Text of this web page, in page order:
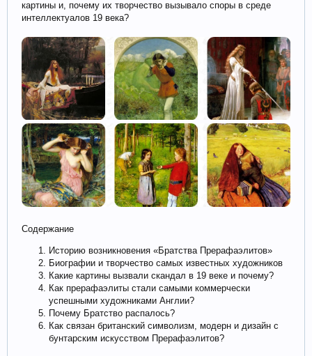
картины и, почему их творчество вызывало споры в среде
интеллектуалов 19 века?
Содержание
Историю возникновения «Братства Прерафаэлитов»
Биографии и творчество самых известных художников
Какие картины вызвали скандал в 19 веке и почему?
Как прерафаэлиты стали самыми коммерчески
успешными художниками Англии?
Почему Братство распалось?
Как связан британский символизм, модерн и дизайн с
бунтарским искусством Прерафаэлитов?